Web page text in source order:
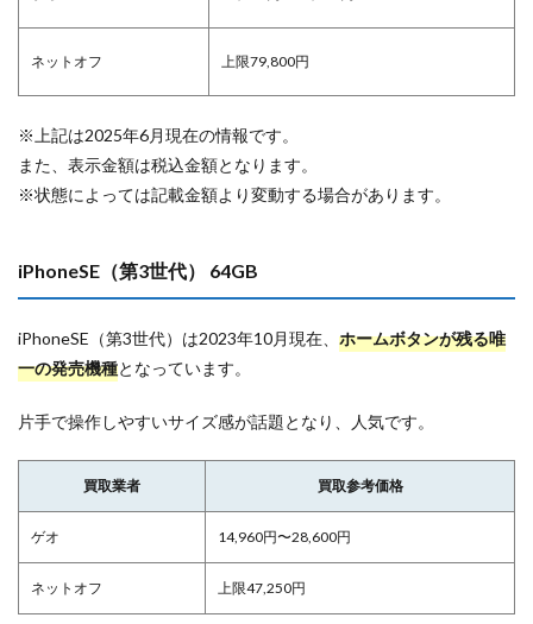
ネットオフ 上限79,800円
※上記は2025年6月現在の情報です。
また、表示金額は税込金額となります。
※状態によっては記載金額より変動する場合があります。
iPhoneSE（第3世代） 64GB
iPhoneSE（第3世代）は2023年10月現在、 ホームボタンが残る唯
一の発売機種となっています。
片手で操作しやすいサイズ感が話題となり、人気です。
買取業者 買取参考価格
ゲオ 14,960円〜28,600円
ネットオフ 上限47,250円